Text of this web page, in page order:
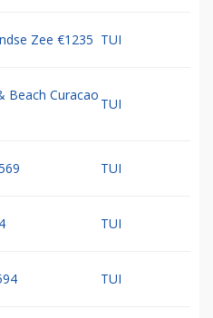
Zee €1235 TUI
Beach Curacao
TUI
TUI
TUI
TUI